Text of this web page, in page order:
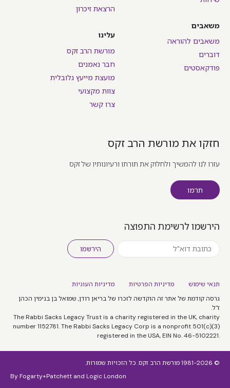
משאבים
משאבים להוראה
דוברים
פודקאסטים
הרצאת זיכרון
עלינו
מורשת הרב זקס
חבר נאמנים
מועצת מייעץ גלובלית
צוות מקצועי
צרו קשר
חזקו את מורשת הרב זקס
עזרו לנו להמשיך ולחלוק את תורתו ורעיונותיו של זקס
תרמו
הירשמו לרשימת התפוצה
הירשמו
תנאי שימוש מדיניות הפרטיות
מדיניות העוגיות
גרסה קודמת של אתר זה הוקדשה לזכרו של בריאן רודן, שמואל בן בנימין הכהן
ז"ל.
The Rabbi Sacks Legacy Trust is a charity registered in the UK, charity
number 1152781. The Rabbi Sacks Legacy Corp is a nonprofit 501(c)(3)
registered in the USA, EIN No. 46-5102221.
© 1981-2026 מורשת הרב זקס. כל הזכויות שמורות.
ByFogarty+Patchett and Logic London